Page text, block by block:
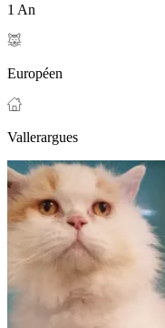
1 An
Européen
Vallerargues